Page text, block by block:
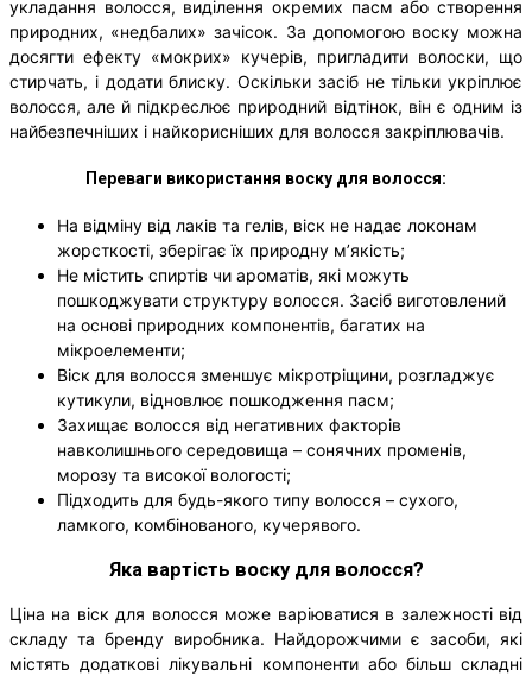
укладання волосся, виділення окремих пасм або створення
природних, «недбалих» зачісок. За допомогою воску можна
досягти ефекту «мокрих» кучерів, пригладити волоски, що
стирчать, і додати блиску. Оскільки засіб не тільки укріплює
волосся, але й підкреслює природний відтінок, він є одним із
найбезпечніших і найкорисніших для волосся закріплювачів.
Переваги використання воску для волосся:
На відміну від лаків та гелів, віск не надає локонам
жорсткості, зберігає їх природну м’якість;
Не містить спиртів чи ароматів, які можуть
пошкоджувати структуру волосся. Засіб виготовлений
на основі природних компонентів, багатих на
мікроелементи;
Віск для волосся зменшує мікротріщини, розгладжує
кутикули, відновлює пошкодження пасм;
Захищає волосся від негативних факторів
навколишнього середовища – сонячних променів,
морозу та високої вологості;
Підходить для будь-якого типу волосся – сухого,
ламкого, комбінованого, кучерявого.
Яка вартість воску для волосся?
Ціна на віск для волосся може варіюватися в залежності від
складу та бренду виробника. Найдорожчими є засоби, які
містять додаткові лікувальні компоненти або більш складні